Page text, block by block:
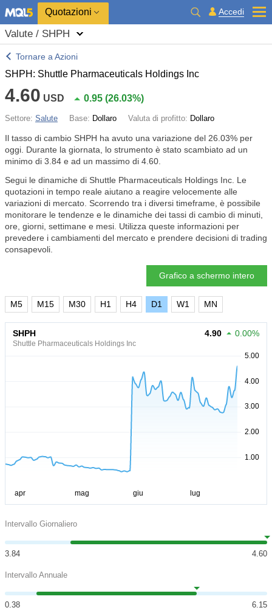
Quotazioni Accedi
Valute / SHPH
Tornare a Azioni
SHPH: Shuttle Pharmaceuticals Holdings Inc
4.60 USD 0.95 (26.03%)
Settore: Salute Base: Dollaro Valuta di profitto: Dollaro
Il tasso di cambio SHPH ha avuto una variazione del 26.03% per
oggi. Durante la giornata, lo strumento è stato scambiato ad un
minimo di 3.84 e ad un massimo di 4.60.
Segui le dinamiche di Shuttle Pharmaceuticals Holdings Inc. Le
quotazioni in tempo reale aiutano a reagire velocemente alle
variazioni di mercato. Scorrendo tra i diversi timeframe, è possibile
monitorare le tendenze e le dinamiche dei tassi di cambio di minuti,
ore, giorni, settimane e mesi. Utilizza queste informazioni per
prevedere i cambiamenti del mercato e prendere decisioni di trading
consapevoli.
Grafico a schermo intero
M5 M15 M30 H1 H4 D1 W1 MN
SHPH
Shuttle Pharmaceuticals Holdings Inc
4.90 0.00%
Intervallo Giornaliero
3.84 4.60
Intervallo Annuale
0.38 6.15